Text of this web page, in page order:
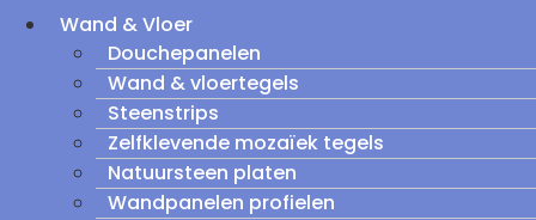
Wand & Vloer
Douchepanelen
Wand & vloertegels
Steenstrips
Zelfklevende mozaïek tegels
Natuursteen platen
Wandpanelen profielen